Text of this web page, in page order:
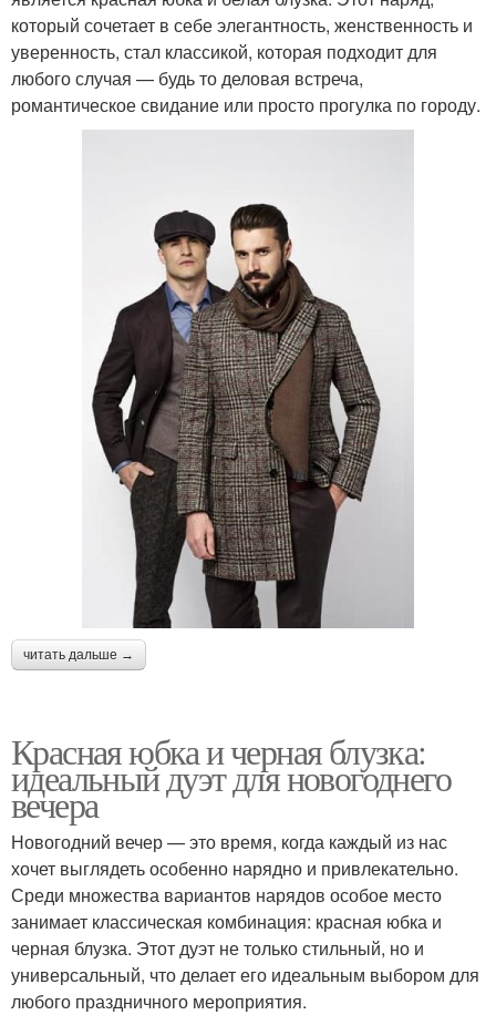
который сочетает в себе элегантность, женственность и
уверенность, стал классикой, которая подходит для
любого случая — будь то деловая встреча,
романтическое свидание или просто прогулка по городу.
читать дальше →
Красная юбка и черная блузка:
идеальный дуэт для новогоднего
вечера
Новогодний вечер — это время, когда каждый из нас
хочет выглядеть особенно нарядно и привлекательно.
Среди множества вариантов нарядов особое место
занимает классическая комбинация: красная юбка и
черная блузка. Этот дуэт не только стильный, но и
универсальный, что делает его идеальным выбором для
любого праздничного мероприятия.